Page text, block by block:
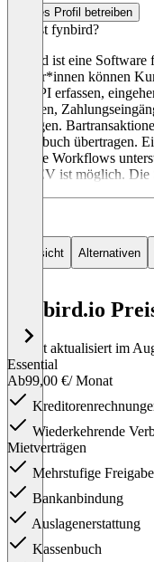
Dieses Profil betreiben
Was ist fynbird?
fynbird ist eine
Nutzer*innen können
per API erfassen,
erstellen,
managen.
Hauptbuch übertragen.
digitale Workflows
DATEV ist möglich.
Übersicht Alternativen
Fynbird.io
Zuletzt aktualisiert im
Essential
Ab99,00 €/ Monat
Wiederkehrende
Mietverträgen
Mehrstufige
Bankanbindung
Auslagenerstattung
Kassenbuch